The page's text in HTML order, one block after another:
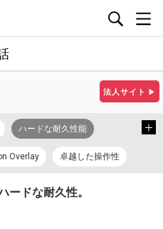
法人サイト ▶
ハードな耐久性能
Overlay 卓越した操作性
ードな耐久性。